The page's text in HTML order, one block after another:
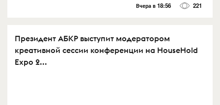
Вчера в 18:56 221
Президент АБКР выступит модератором
креативной сессии конференции на HouseHold
Expo 2...